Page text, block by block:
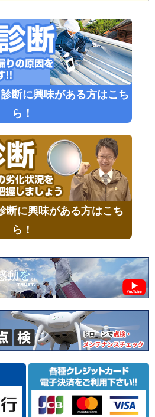
断に興味がある方はこち
ら！
断に興味がある方はこち
ら！